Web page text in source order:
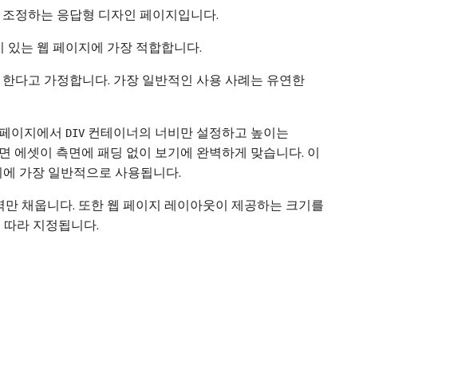
정하는 응답형 디자인 페이지입니다.
있는 웹 페이지에 가장 적합합니다.
다고 가정합니다. 가장 일반적인 사용 사례는 유연한
이지에서 DIV 컨테이너의 너비만 설정하고 높이는
에셋이 측면에 패딩 없이 보기에 완벽하게 맞습니다. 이
가장 일반적으로 사용됩니다.
채웁니다. 또한 웹 페이지 레이아웃이 제공하는 크기를
라 지정됩니다.